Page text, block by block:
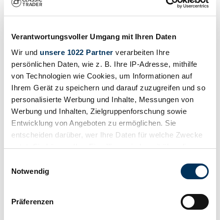
Verantwortungsvoller Umgang mit Ihren Daten
Wir und unsere 1022 Partner verarbeiten Ihre
persönlichen Daten, wie z. B. Ihre IP-Adresse, mithilfe
von Technologien wie Cookies, um Informationen auf
Ihrem Gerät zu speichern und darauf zuzugreifen und so
personalisierte Werbung und Inhalte, Messungen von
Werbung und Inhalten, Zielgruppenforschung sowie
Entwicklung von Angeboten zu ermöglichen. Sie
entscheiden darüber, wer Ihre Daten für welche Zwecke
nutzt. Sie können Ihre Einwilligung jederzeit über die
Trigger Symbol ändern oder widerrufen
Informationen über Ihre geografische Lage
Notwendig
Präferenzen
1968 | Ruska Regina
Preis auf Anfragevor 2 Jahren